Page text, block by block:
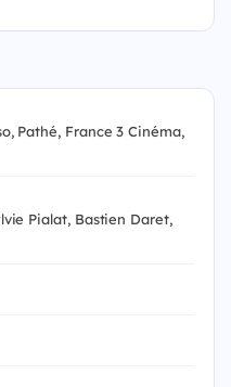
Pathé, France 3 Cinéma,
Pialat, Bastien Daret,